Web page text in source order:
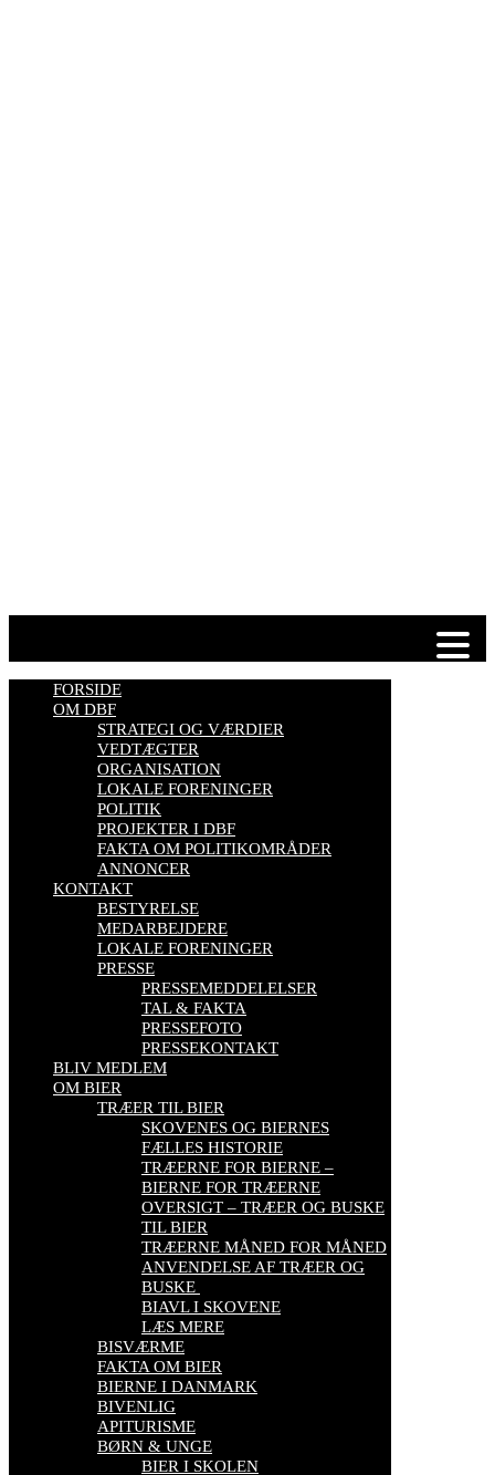
FORSIDE
OM DBF
STRATEGI OG VÆRDIER
VEDTÆGTER
ORGANISATION
LOKALE FORENINGER
POLITIK
PROJEKTER I DBF
FAKTA OM POLITIKOMRÅDER
ANNONCER
KONTAKT
BESTYRELSE
MEDARBEJDERE
LOKALE FORENINGER
PRESSE
PRESSEMEDDELELSER
TAL & FAKTA
PRESSEFOTO
PRESSEKONTAKT
BLIV MEDLEM
OM BIER
TRÆER TIL BIER
SKOVENES OG BIERNES
FÆLLES HISTORIE
TRÆERNE FOR BIERNE –
BIERNE FOR TRÆERNE
OVERSIGT – TRÆER OG BUSKE
TIL BIER
TRÆERNE MÅNED FOR MÅNED
ANVENDELSE AF TRÆER OG
BUSKE
BIAVL I SKOVENE
LÆS MERE
BISVÆRME
FAKTA OM BIER
BIERNE I DANMARK
BIVENLIG
APITURISME
BØRN & UNGE
BIER I SKOLEN